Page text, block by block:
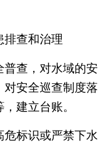
查和治理
查，对水域的安
安全巡查制度落
建立台账。
标识或严禁下水